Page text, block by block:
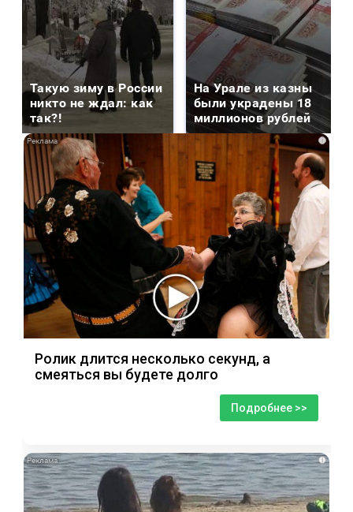
Такую зиму в России
никто не ждал: как
так?!
На Урале из казны
были украдены 18
миллионов рублей
i
Ролик длится несколько секунд, а
смеяться вы будете долго
Подробнее >>
i